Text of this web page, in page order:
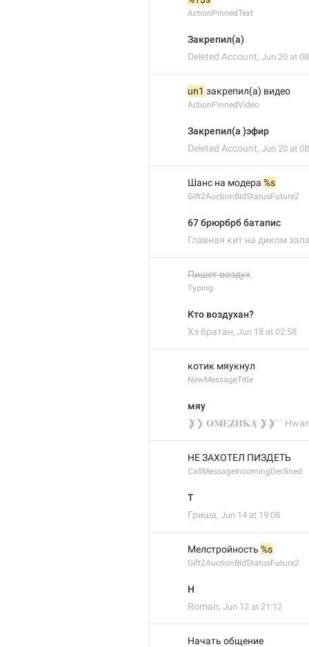
ActionPinnedText
Закрепил(а)
Deleted Account, Jun 20 at
un1 закрепил(а) видео
ActionPinnedVideo
Закрепил(а )эфир
Deleted Account, Jun 20 at
Шанс на модера %s
Gift2AuctionBidStatusFuture2
67 брюрбрб батапис
Главная кит на диком
Пишет воздух
Typing
Кто воздухан?
Хз братан, Jun 18 at 02:58
котик мяукнул
NewMessageTitle
мяу
​❯̸❯ 𝐎̷𝐌̶̸̶𝐄͢𝐙̷̵𝐇̸𝐊̶𝐀͎̅ ❯̸❯̸ˋˋ
НЕ ЗАХОТЕЛ ПИЗДЕТЬ
CallMessageIncomingDeclined
T
Гриша, Jun 14 at 19:08
Мелстройность %s
Gift2AuctionBidStatusFuture2
H
Roman, Jun 12 at 21:12
Начать общение